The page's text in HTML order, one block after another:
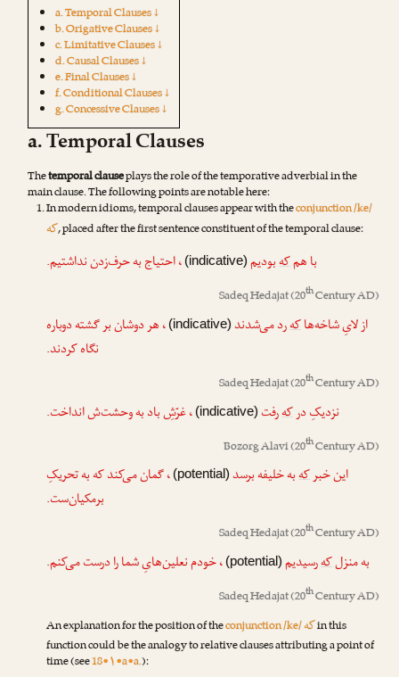
a. Temporal Clauses ↓
b. Origative Clauses ↓
c. Limitative Clauses ↓
d. Causal Clauses ↓
e. Final Clauses ↓
f. Conditional Clauses ↓
g. Concessive Clauses ↓
a. Temporal Clauses
Thetemporal clauseplays the role of the temporative adverbial in the
main clause. The following points are notable here:
In modern idioms, temporal clauses appear with theconjunction /ke/
که, placed after the first sentence constituent of the temporal clause:
با همکهبودیم (indicative) ، احتیاج به حرف‌زدن نداشتیم.
Sadeq Hedajat(20thCentury AD)
از لایِ شاخه‌هاکهرد می‌شدند (indicative) ، هر دوشان بر گشته دوباره
نگاه کردند.
Sadeq Hedajat(20thCentury AD)
نزدیکِ درکهرفت (indicative) ، غرّشِ باد به وحشت‌ش انداخت.
Bozorg Alavi(20thCentury AD)
این خبرکهبه خلیفه برسد (potential) ، گمان می‌کند که به تحریکِ
برمکیان‌ست.
Sadeq Hedajat(20thCentury AD)
به منزلکهرسیدیم (potential) ، خودم نعلین‌هایِ شما را درست می‌کنم.
Sadeq Hedajat(20thCentury AD)
An explanation for the position of theconjunction /ke/کهin this
function could be the analogy to relative clauses attributing a point of
time (see18•۱•a•a.):